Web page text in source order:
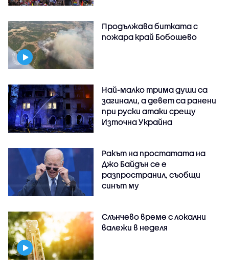
Продължава битката с
пожара край Бобошево
Най-малко трима души са
загинали, а девет са ранени
при руски атаки срещу
Източна Украйна
Ракът на простатата на
Джо Байдън се е
разпространил, съобщи
синът му
Слънчево време с локални
валежи в неделя